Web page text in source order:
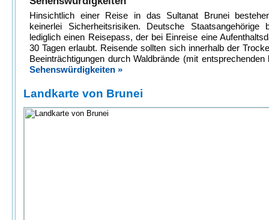
Hinsichtlich einer Reise in das Sultanat Brunei
keinerlei Sicherheitsrisiken. Deutsche Staatsangehörige
lediglich einen Reisepass, der bei Einreise eine
30 Tagen erlaubt. Reisende sollten sich innerhalb der
Beeinträchtigungen durch Waldbrände (mit entsprechenden
Sehenswürdigkeiten »
Landkarte von Brunei